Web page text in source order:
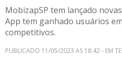
MobizapSP tem lançado
App tem ganhado usuários
competitivos.
PUBLICADO 11/05/2023 AS 18:42 - EM